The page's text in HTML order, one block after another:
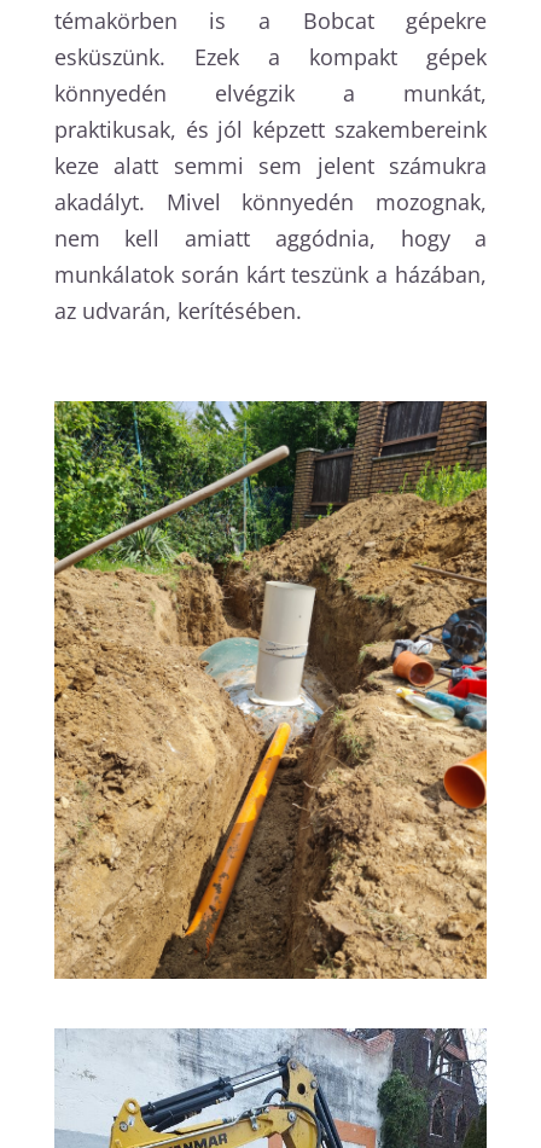
témakörben is a Bobcat gépekre
esküszünk. Ezek a kompakt gépek
könnyedén elvégzik a munkát,
praktikusak, és jól képzett szakembereink
keze alatt semmi sem jelent számukra
akadályt. Mivel könnyedén mozognak,
nem kell amiatt aggódnia, hogy a
munkálatok során kárt teszünk a házában,
az udvarán, kerítésében.